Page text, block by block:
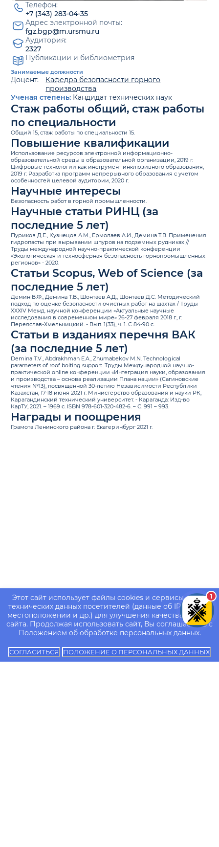
Этот сайт использует файлы cookies и сервисы сбора
технических данных посетителей (данные об IP-адресе,
местоположении и др.) для улучшения качества работы
сайта. Продолжая использовать сайт, Вы соглашаетесь с
Положением об обработке персональных данных.
СОГЛАСИТЬСЯ ПОЛОЖЕНИЕ О ПЕРСОНАЛЬНЫХ ДАННЫХ
Телефон:
+7 (343) 283-04-35
Адрес электронной почты:
fgz.bgp@m.ursmu.ru
Аудитория:
2327
Публикации и библиометрия
Занимаемые должности
Доцент.
Кафедра безопасности горного
производства
Ученая степень: Кандидат технических наук
Стаж работы общий, стаж работы
по специальности
Общий 15, стаж работы по специальности 15.
Повышение квалификации
Использование ресурсов электронной информационно-
образовательной среды в образовательной организации, 2019 г.
Цифровые технологии как инструмент инклюзивного образования,
2019 г. Разработка программ непрерывного образования с учетом
особенностей целевой аудитории, 2020 г.
Научные интересы
Безопасность работ в горной промышленности.
Научные статьи РИНЦ (за
последние 5 лет)
Пуриков Д.Е., Кузнецов А.М., Ермолаев А.И., Демина Т.В. Применения
гидропасты при вырывании шпуров на подземных рудниках //
Труды международной научно-практической конференции
«Экологическая и техносферная безопасность горнопромышленных
регионов» - 2020.
Статьи Scopus, Web of Science (за
последние 5 лет)
Демин В.Ф., Демина Т.В., Шонтаев А.Д., Шонтаев Д.С. Методический
подход по оценке безопасности очистных работ на шахтах / Труды
ХXXIV Межд. научной конференции «Актуальные научные
исследования в современном мире» 26-27 февраля 2018 г., г.
Переяслав-Хмельницкий. - Вып. 1(33), ч. 1. С 84-90 с.
Статьи в изданиях перечня ВАК
(за последние 5 лет)
Demina T.V., Abdrakhman E.A., Zhumabekov M.N.Тechnological
parameters of roof bolting support.Труды Международной научно-
практическойonline конференции «Интеграция науки, образования
и производства – основа реализации Плана нации» (Сагиновские
чтения №13), посвященной 30-летию Независимости Республики
Казахстан, 17-18 июня 2021 г. Министерство образования и науки РК,
Карагандинский технический университет. - Караганда: Изд-во
КарТУ, 2021. – 1969 с. ISBN 978-601-320-482-6. – С. 991 – 993.
Награды и поощрения
Грамота Ленинского района г. Екатеринбург 2021 г.
1